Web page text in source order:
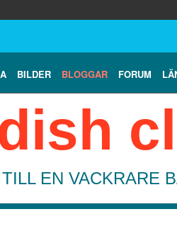
BILDER BLOGGAR FORUM
EN VACKRARE